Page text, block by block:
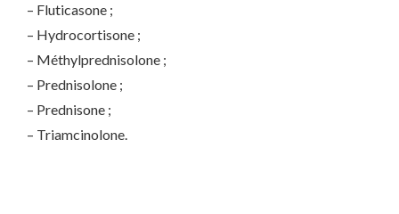
– Fluticasone ;
– Hydrocortisone ;
– Méthylprednisolone ;
– Prednisolone ;
– Prednisone ;
– Triamcinolone.